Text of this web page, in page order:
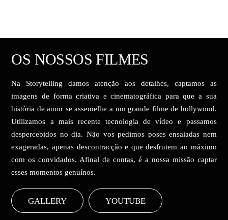
OS NOSSOS FILMES
Na Storytelling damos atenção aos detalhes, captamos as
imagens de forma criativa e cinematográfica para que a sua
história de amor se assemelhe a um grande filme de hollywood.
Utilizamos a mais recente tecnologia de vídeo e passamos
despercebidos no dia. Não vos pedimos poses ensaiadas nem
exageradas, apenas descontracção e que desfrutem ao máximo
com os convidados. Afinal de contas, é a nossa missão captar
esses momentos genuínos.
GALLERY YOUTUBE